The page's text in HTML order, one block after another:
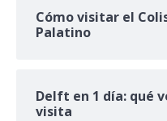
Cómo visitar el
Palatino
Delft en 1 día: qué
visita